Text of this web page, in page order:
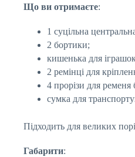
Що ви отримаєте:
1 суцільна
2 бортики;
кишенька для
2 ремінці для
4 прорізи для
сумка для
Підходить для великих
Габарити: